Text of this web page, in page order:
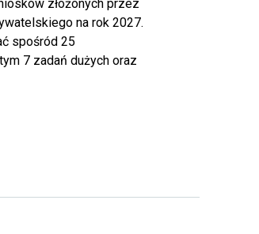
złożonych przez
na rok 2027.
spośród 25
7 zadań dużych oraz